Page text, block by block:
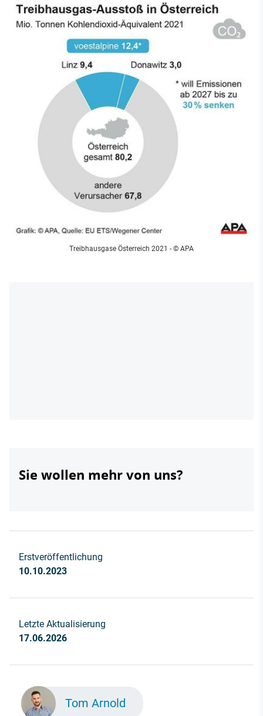
Treibhausgase Österreich 2021 - © APA
Sie wollen mehr von uns?
Erstveröffentlichung
10.10.2023
Letzte Aktualisierung
17.06.2026
Tom Arnold